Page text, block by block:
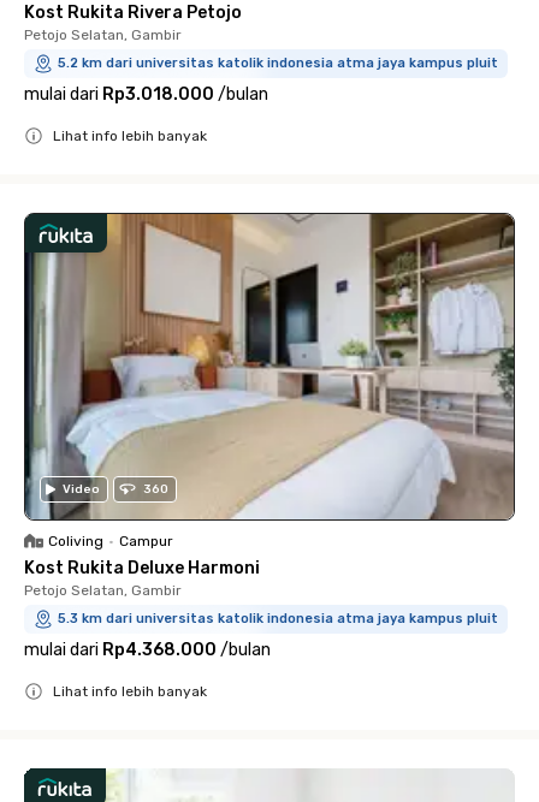
Kost Rukita Rivera Petojo
Petojo Selatan, Gambir
5.2 km dari universitas katolik indonesia atma jaya kampus pluit
mulai dari Rp3.018.000 /bulan
Lihat info lebih banyak
Video 360
Coliving • Campur
Kost Rukita Deluxe Harmoni
Petojo Selatan, Gambir
5.3 km dari universitas katolik indonesia atma jaya kampus pluit
mulai dari Rp4.368.000 /bulan
Lihat info lebih banyak